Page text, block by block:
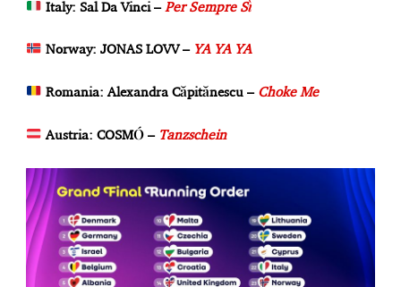
Italy: Sal Da Vinci – Per Sempre Sì
Norway: JONAS LOVV – YA YA YA
Romania: Alexandra Căpitănescu – Choke Me
Austria: COSMÓ – Tanzschein